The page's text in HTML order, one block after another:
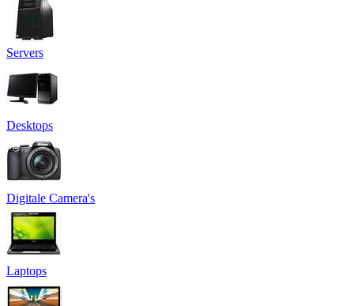
Servers
Desktops
Digitale Camera's
Laptops